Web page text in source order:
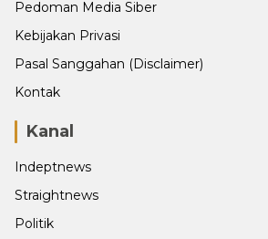
Pedoman Media Siber
Kebijakan Privasi
Pasal Sanggahan (Disclaimer)
Kontak
Kanal
Indeptnews
Straightnews
Politik